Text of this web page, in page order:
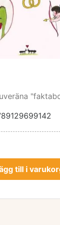
till i